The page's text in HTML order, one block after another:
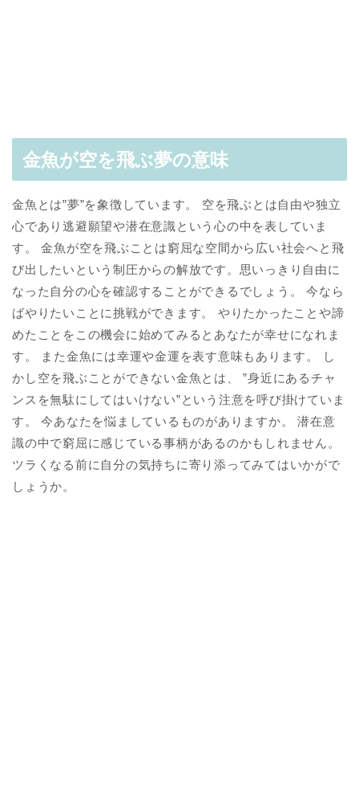
金魚が空を飛ぶ夢の意味
金魚とは”夢”を象徴しています。 空を飛ぶとは自由や独立
心であり逃避願望や潜在意識という心の中を表していま
す。 金魚が空を飛ぶことは窮屈な空間から広い社会へと飛
び出したいという制圧からの解放です。思いっきり自由に
なった自分の心を確認することができるでしょう。 今なら
ばやりたいことに挑戦ができます。 やりたかったことや諦
めたことをこの機会に始めてみるとあなたが幸せになれま
す。 また金魚には幸運や金運を表す意味もあります。 し
かし空を飛ぶことができない金魚とは、 ”身近にあるチャ
ンスを無駄にしてはいけない”という注意を呼び掛けていま
す。 今あなたを悩ましているものがありますか。 潜在意
識の中で窮屈に感じている事柄があるのかもしれません。
ツラくなる前に自分の気持ちに寄り添ってみてはいかがで
しょうか。